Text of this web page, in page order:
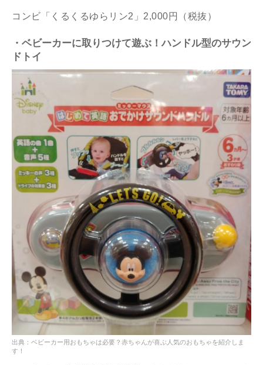
コンビ「くるくるゆらリン2」2,000円（税抜）
・ベビーカーに取りつけて遊ぶ！ハンドル型のサウン
ドトイ
出典：ベビーカー用おもちゃは必要？赤ちゃんが喜ぶ人気のおもちゃを紹介しま
す！